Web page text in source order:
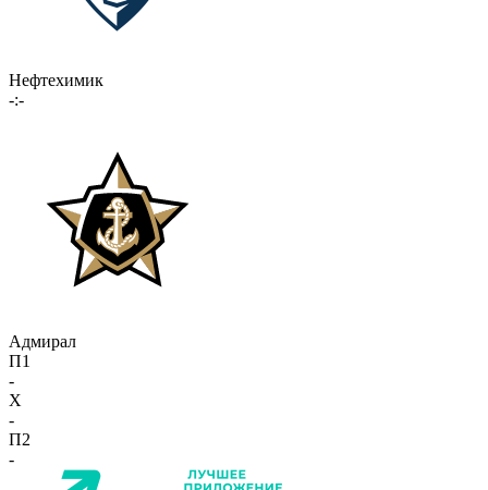
Нефтехимик
-:-
Адмирал
П1
-
X
-
П2
-